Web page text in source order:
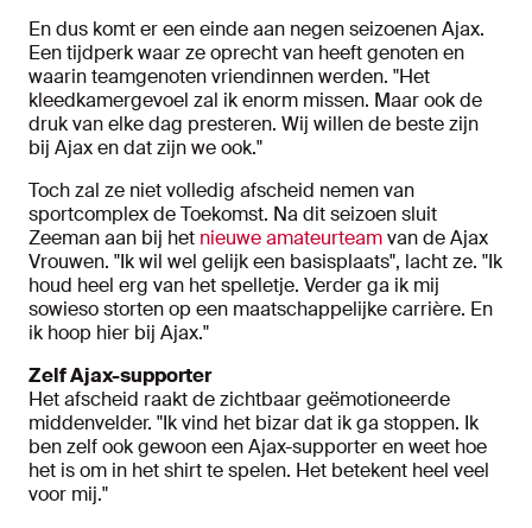
En dus komt er een einde aan negen seizoenen Ajax.
Een tijdperk waar ze oprecht van heeft genoten en
waarin teamgenoten vriendinnen werden. "Het
kleedkamergevoel zal ik enorm missen. Maar ook de
druk van elke dag presteren. Wij willen de beste zijn
bij Ajax en dat zijn we ook."
Toch zal ze niet volledig afscheid nemen van
sportcomplex de Toekomst. Na dit seizoen sluit
Zeeman aan bij het nieuwe amateurteamvan de Ajax
Vrouwen. "Ik wil wel gelijk een basisplaats", lacht ze. "Ik
houd heel erg van het spelletje. Verder ga ik mij
sowieso storten op een maatschappelijke carrière. En
ik hoop hier bij Ajax."
Zelf Ajax-supporter
Het afscheid raakt de zichtbaar geëmotioneerde
middenvelder. "Ik vind het bizar dat ik ga stoppen. Ik
ben zelf ook gewoon een Ajax-supporter en weet hoe
het is om in het shirt te spelen. Het betekent heel veel
voor mij."